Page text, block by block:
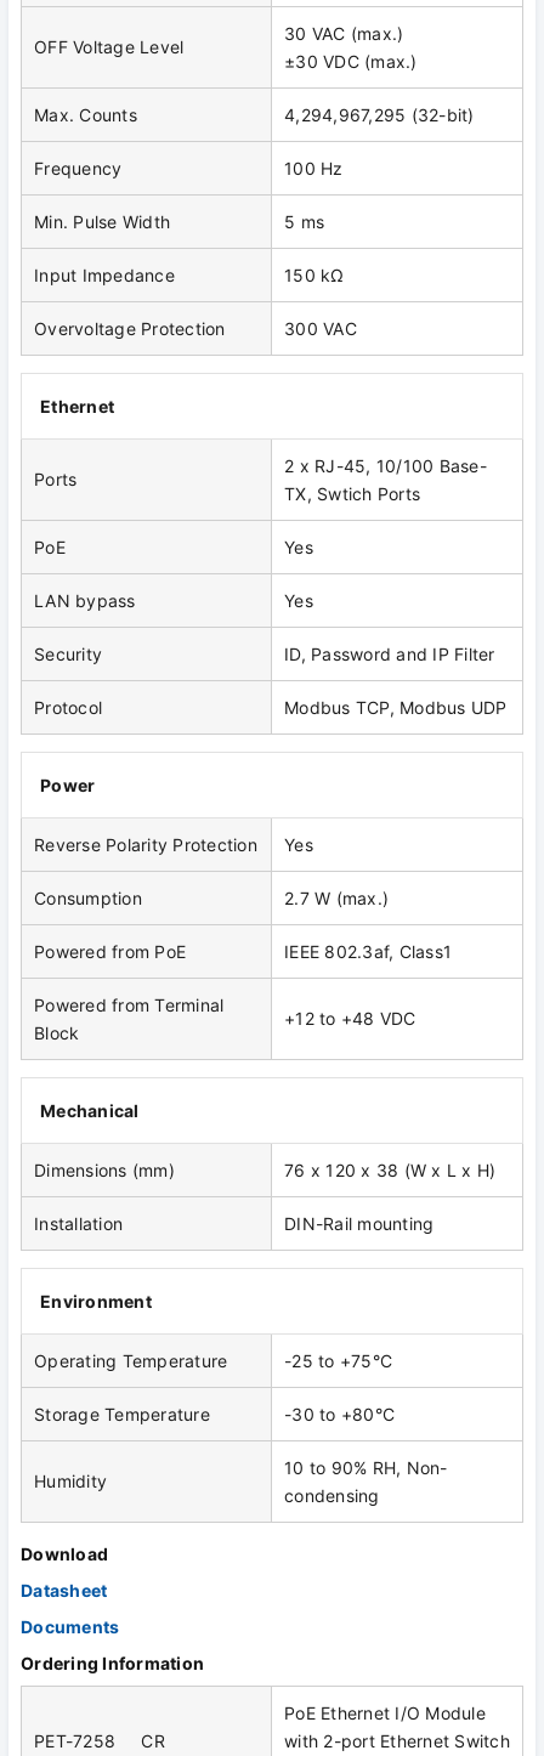
OFF Voltage Level
30 VAC (max.)
±30 VDC (max.)
Max. Counts 4,294,967,295 (32-bit)
Frequency 100 Hz
Min. Pulse Width 5 ms
Input Impedance 150 kΩ
Overvoltage Protection 300 VAC
Ethernet
Ports
2 x RJ-45, 10/100 Base-
TX, Swtich Ports
PoE Yes
LAN bypass Yes
Security ID, Password and IP Filter
Protocol Modbus TCP, Modbus UDP
Power
Reverse Polarity Protection Yes
Consumption 2.7 W (max.)
Powered from PoE IEEE 802.3af, Class1
Powered from Terminal
Block
+12 to +48 VDC
Mechanical
Dimensions (mm) 76 x 120 x 38 (W x L x H)
Installation DIN-Rail mounting
Environment
Operating Temperature -25 to +75°C
Storage Temperature -30 to +80°C
Humidity
10 to 90% RH, Non-
condensing
Download
Datasheet
Documents
Ordering Information
PET-7258 CR
PoE Ethernet I/O Module
with 2-port Ethernet Switch